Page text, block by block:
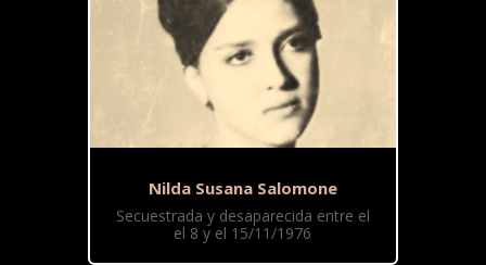
Nilda Susana Salomone
Secuestrada y desaparecida entre el
el 8 y el 15/11/1976